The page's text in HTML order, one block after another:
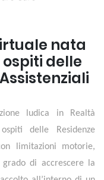
nata
delle
ludica in Realtà
delle Residenze
limitazioni motorie,
di accrescere la